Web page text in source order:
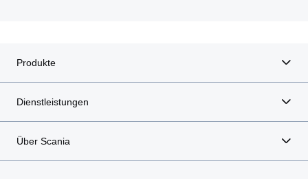
Produkte
Dienstleistungen
Über Scania